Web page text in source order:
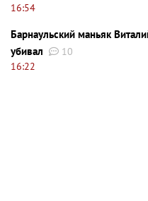
16:54
Барнаульский маньяк
убивал
10
16:22